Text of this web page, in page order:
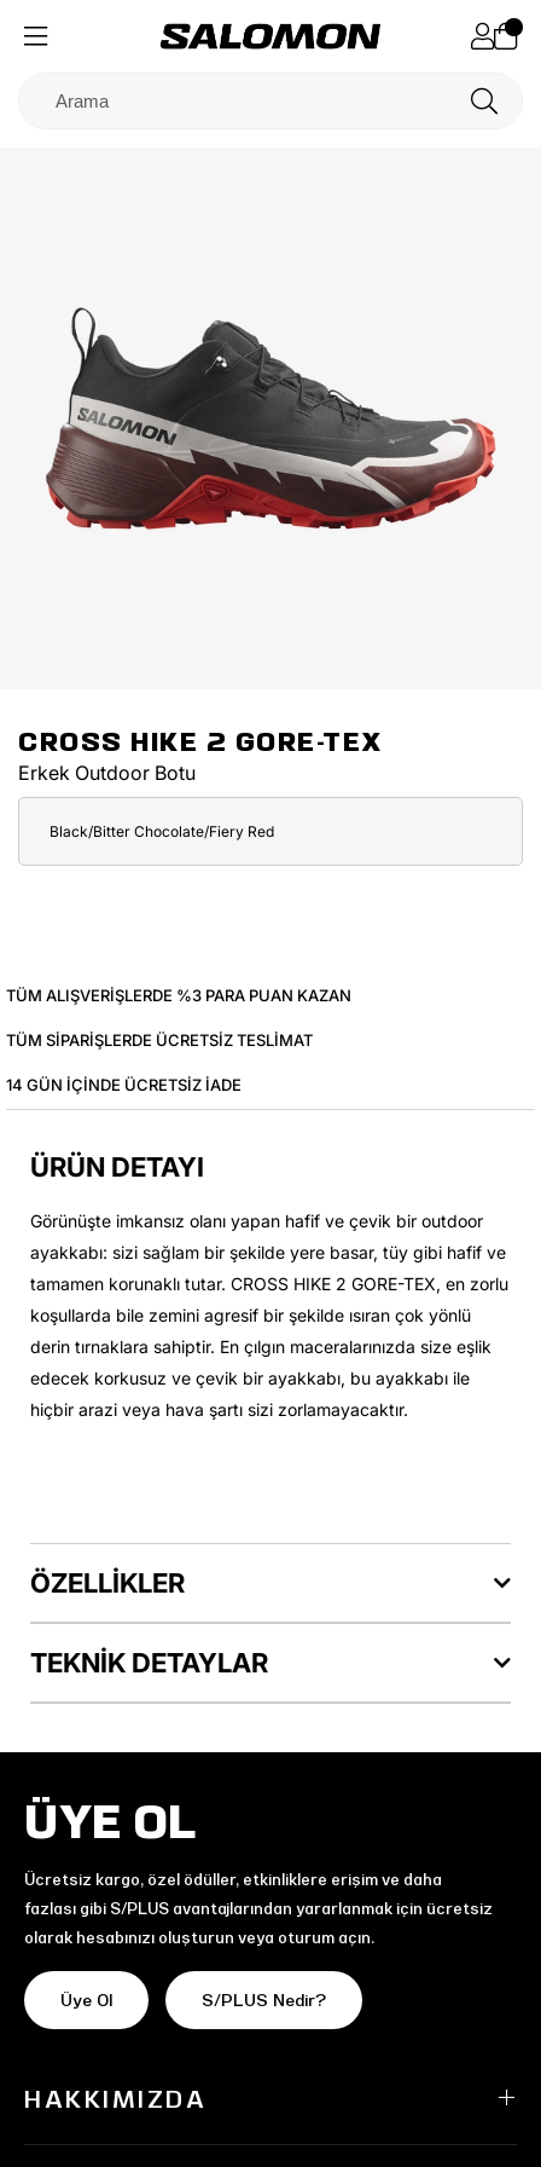
CROSS HIKE 2 GORE-TEX
Erkek Outdoor Botu
Black/Bitter Chocolate/Fiery Red
TÜM ALIŞVERIŞLERDE %3 PARA PUAN KAZAN
TÜM SIPARIŞLERDE ÜCRETSIZ TESLIMAT
14 GÜN IÇINDE ÜCRETSIZ IADE
ÜRÜN DETAYI
Görünüşte imkansız olanı yapan hafif ve çevik bir outdoor
ayakkabı: sizi sağlam bir şekilde yere basar, tüy gibi hafif ve
tamamen korunaklı tutar. CROSS HIKE 2 GORE-TEX, en zorlu
koşullarda bile zemini agresif bir şekilde ısıran çok yönlü
derin tırnaklara sahiptir. En çılgın maceralarınızda size eşlik
edecek korkusuz ve çevik bir ayakkabı, bu ayakkabı ile
hiçbir arazi veya hava şartı sizi zorlamayacaktır.
ÖZELLİKLER
TEKNİK DETAYLAR
ÜYE OL
Ücretsiz kargo, özel ödüller, etkinliklere erişim ve daha
fazlası gibi S/PLUS avantajlarından yararlanmak için ücretsiz
olarak hesabınızı oluşturun veya oturum açın.
Üye Ol S/PLUS Nedir?
HAKKIMIZDA